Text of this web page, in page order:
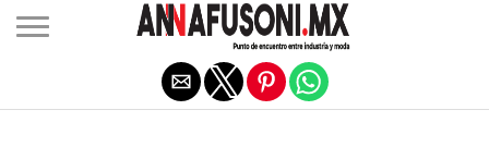
Salir de la versión móvil